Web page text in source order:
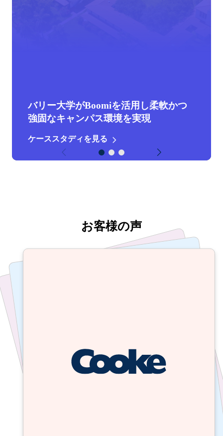
バリー大学がBoomiを活用し柔軟かつ
強固なキャンパス環境を実現
ケーススタディを見る
AmmexはBoomiを活用して顧客体験を
自動化
ケーススタディを見る
Cooke AquacultureはBoomiの導入によ
り業務プロセスの効率化を実現
ケーススタディを見る
お客様の声